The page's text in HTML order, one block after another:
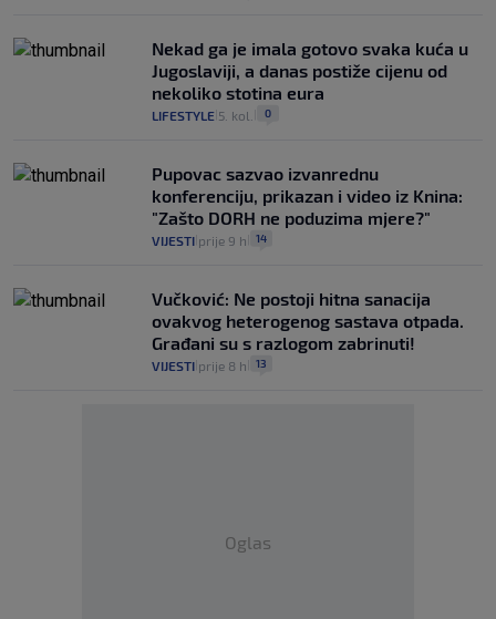
Nekad ga je imala gotovo svaka kuća u
Jugoslaviji, a danas postiže cijenu od
nekoliko stotina eura
LIFESTYLE 5. kol. 0
Pupovac sazvao izvanrednu
konferenciju, prikazan i video iz Knina:
"Zašto DORH ne poduzima mjere?"
VIJESTI prije 9 h 14
Vučković: Ne postoji hitna sanacija
ovakvog heterogenog sastava otpada.
Građani su s razlogom zabrinuti!
VIJESTI prije 8 h 13
Oglas